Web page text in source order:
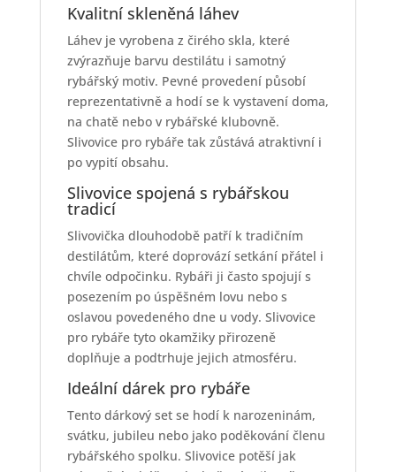
Kvalitní skleněná láhev
Láhev je vyrobena z čirého skla, které
zvýrazňuje barvu destilátu i samotný
rybářský motiv. Pevné provedení působí
reprezentativně a hodí se k vystavení doma,
na chatě nebo v rybářské klubovně.
Slivovice pro rybáře tak zůstává atraktivní i
po vypití obsahu.
Slivovice spojená s rybářskou
tradicí
Slivovička dlouhodobě patří k tradičním
destilátům, které doprovází setkání přátel i
chvíle odpočinku. Rybáři ji často spojují s
posezením po úspěšném lovu nebo s
oslavou povedeného dne u vody. Slivovice
pro rybáře tyto okamžiky přirozeně
doplňuje a podtrhuje jejich atmosféru.
Ideální dárek pro rybáře
Tento dárkový set se hodí k narozeninám,
svátku, jubileu nebo jako poděkování členu
rybářského spolku. Slivovice potěší jak